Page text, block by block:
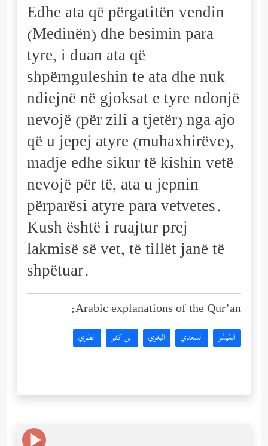
Edhe ata që përgatitën vendin
(Medinën) dhe besimin para
tyre, i duan ata që
shpërnguleshin te ata dhe nuk
ndiejnë në gjoksat e tyre ndonjë
nevojë (për zili a tjetër) nga ajo
që u jepej atyre (muhaxhirëve),
madje edhe sikur të kishin vetë
nevojë për të, ata u jepnin
përparësi atyre para vetvetes.
Kush është i ruajtur prej
lakmisë së vet, të tillët janë të
shpëtuar.
Arabic explanations of the Qur’an:
المُيسَّر السعدي البغوي ابن كثير الطبري